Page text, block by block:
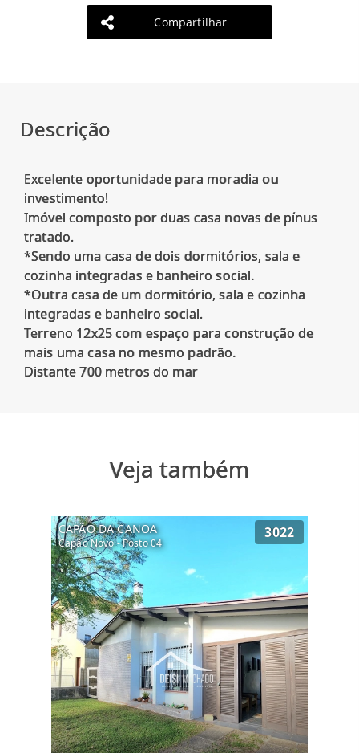
Compartilhar
Descrição
Excelente oportunidade para moradia ou
investimento!
Imóvel composto por duas casa novas de pínus
tratado.
*Sendo uma casa de dois dormitórios, sala e
cozinha integradas e banheiro social.
*Outra casa de um dormitório, sala e cozinha
integradas e banheiro social.
Terreno 12x25 com espaço para construção de
mais uma casa no mesmo padrão.
Distante 700 metros do mar
Veja também
CAPÃO DA CANOA
Capão Novo - Posto 04
3022